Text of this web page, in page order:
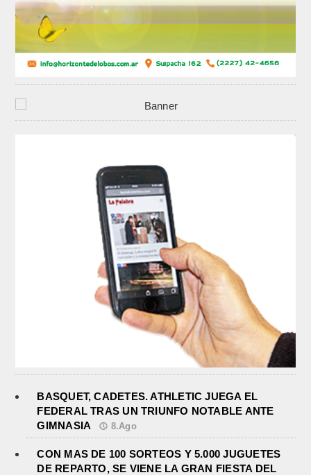
BASQUET, CADETES. ATHLETIC JUEGA EL
FEDERAL TRAS UN TRIUNFO NOTABLE ANTE
GIMNASIA
8.Ago
CON MAS DE 100 SORTEOS Y 5.000 JUGUETES
DE REPARTO, SE VIENE LA GRAN FIESTA DEL